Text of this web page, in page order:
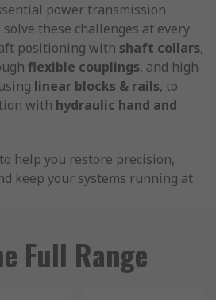
power transmission
these challenges at every
positioning with shaft collars,
flexible couplings, and high-
linear blocks & rails, to
with hydraulic hand and
help you restore precision,
keep your systems running at
Full Range